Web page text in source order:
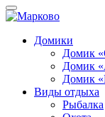
Домики
Домик
Домик
Домик
Виды отдыха
Рыбалка